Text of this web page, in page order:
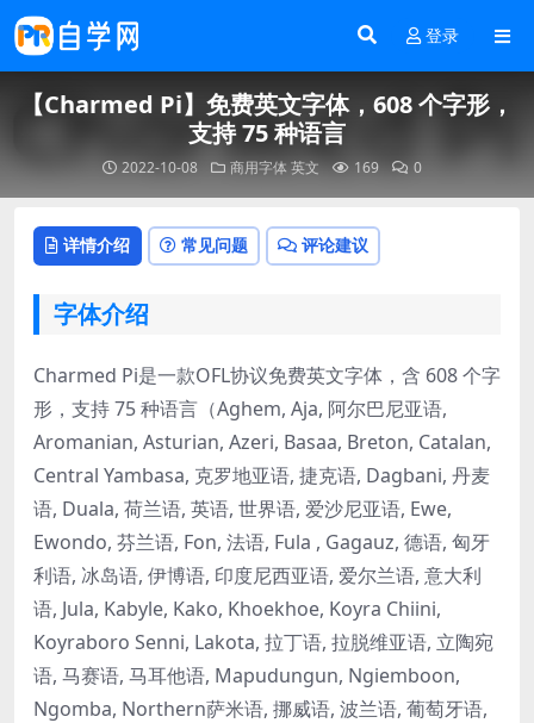
登录
【Charmed Pi】免费英文字体，608 个字形，
支持 75 种语言
2022-10-08 商用字体英文 169 0
详情介绍 常见问题 评论建议
字体介绍
Charmed Pi是一款OFL协议免费英文字体，含 608 个字
形，支持 75 种语言（Aghem, Aja, 阿尔巴尼亚语,
Aromanian, Asturian, Azeri, Basaa, Breton, Catalan,
Central Yambasa, 克罗地亚语, 捷克语, Dagbani, 丹麦
语, Duala, 荷兰语, 英语, 世界语, 爱沙尼亚语, Ewe,
Ewondo, 芬兰语, Fon, 法语, Fula , Gagauz, 德语, 匈牙
利语, 冰岛语, 伊博语, 印度尼西亚语, 爱尔兰语, 意大利
语, Jula, Kabyle, Kako, Khoekhoe, Koyra Chiini,
Koyraboro Senni, Lakota, 拉丁语, 拉脱维亚语, 立陶宛
语, 马赛语, 马耳他语, Mapudungun, Ngiemboon,
Ngomba, Northern萨米语, 挪威语, 波兰语, 葡萄牙语,